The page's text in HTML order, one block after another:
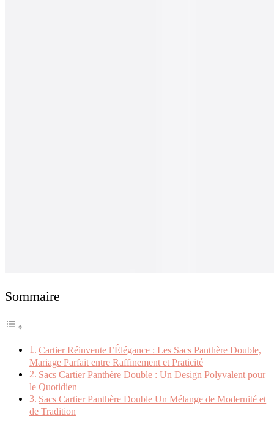
Sommaire
Cartier Réinvente l’Élégance : Les Sacs Panthère Double,
Mariage Parfait entre Raffinement et Praticité
Sacs Cartier Panthère Double : Un Design Polyvalent pour
le Quotidien
Sacs Cartier Panthère Double Un Mélange de Modernité et
de Tradition